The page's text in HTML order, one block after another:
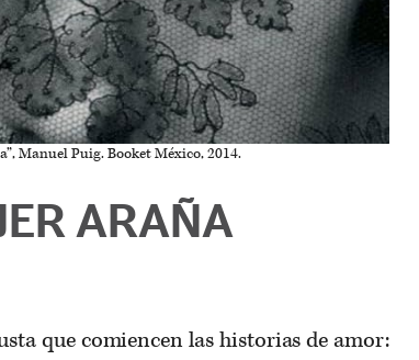
Manuel Puig. Booket México, 2014.
ARAÑA
que comiencen las historias de amor: